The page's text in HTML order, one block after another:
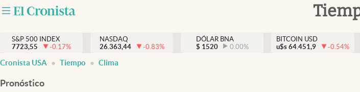
Inmigración
Trending
S&P 500 INDEX
7723,55
-0.17%
NASDAQ
26.363,44
-0.83%
DÓLAR BNA
$ 1520 0.00%
BITCOIN USD
u$s 64.451,9 -0.54%
Cronista USA Tiempo Clima
Pronóstico